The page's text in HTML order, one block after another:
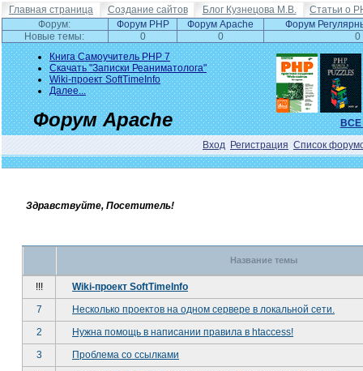
Главная страница Создание сайтов Блог Кузнецова М.В.
Статьи о
Форум:
Форум PHP Форум Apache
Форум
Новые темы:
0 0
0
Книга Самоучитель PHP 7
Скачать "Записки Реаниматолога"
Wiki-проект SoftTimeInfo
Далее...
ВСЕ
Форум Apache
Вход Регистрация Список
Здравствуйте, Посетитель!
Название темы
!!!
Wiki-проект SoftTimeInfo
7
Несколько проектов на одном сервере в локальной сети.
2
Нужна помощь в написании правила в htaccess!
3
Проблема со ссылками